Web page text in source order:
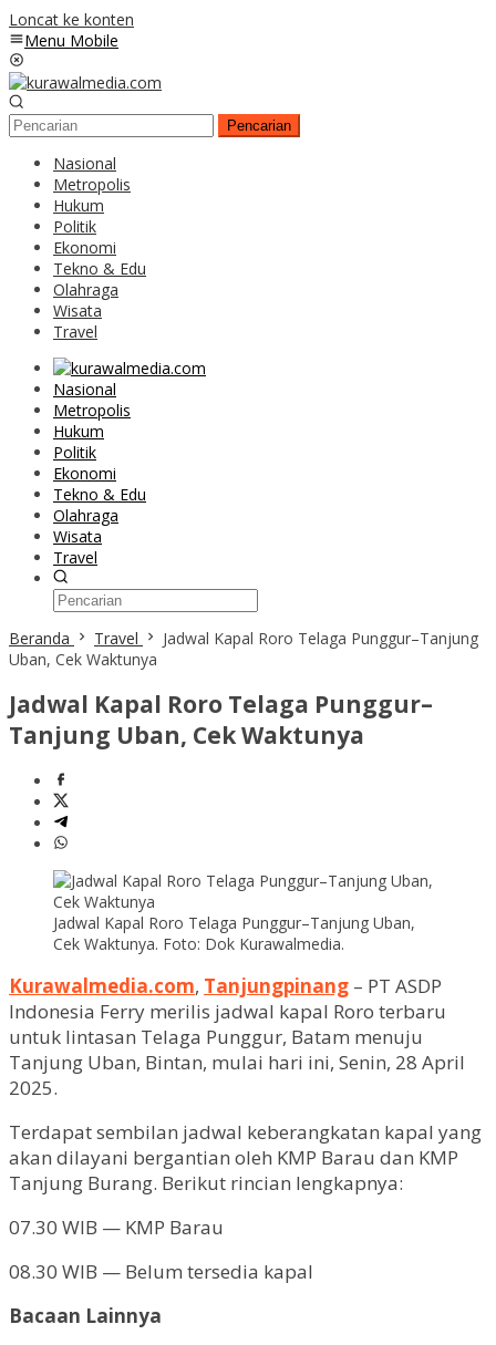
Loncat ke konten
Menu Mobile
Pencarian
Nasional
Metropolis
Hukum
Politik
Ekonomi
Tekno & Edu
Olahraga
Wisata
Travel
Nasional
Metropolis
Hukum
Politik
Ekonomi
Tekno & Edu
Olahraga
Wisata
Travel
Beranda Travel
Jadwal Kapal Roro Telaga Punggur–Tanjung
Uban, Cek Waktunya
Jadwal Kapal Roro Telaga Punggur–
Tanjung Uban, Cek Waktunya
Jadwal Kapal Roro Telaga Punggur–Tanjung Uban,
Cek Waktunya. Foto: Dok Kurawalmedia.
Kurawalmedia.com, Tanjungpinang – PT ASDP
Indonesia Ferry merilis jadwal kapal Roro terbaru
untuk lintasan Telaga Punggur, Batam menuju
Tanjung Uban, Bintan, mulai hari ini, Senin, 28 April
2025.
Terdapat sembilan jadwal keberangkatan kapal yang
akan dilayani bergantian oleh KMP Barau dan KMP
Tanjung Burang. Berikut rincian lengkapnya:
07.30 WIB — KMP Barau
08.30 WIB — Belum tersedia kapal
Bacaan Lainnya